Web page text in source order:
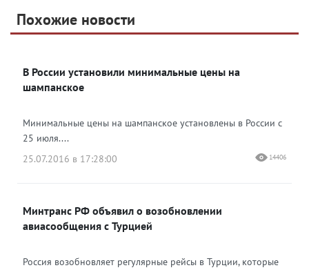
Telegram
Одноклассники
Яндекс Дзен
Похожие новости
В России установили минимальные цены на
шампанское
Минимальные цены на шампанское установлены в России с
25 июля....
25.07.2016 в 17:28:00
14406
Минтранс РФ объявил о возобновлении
авиасообщения с Турцией
Россия возобновляет регулярные рейсы в Турции, которые